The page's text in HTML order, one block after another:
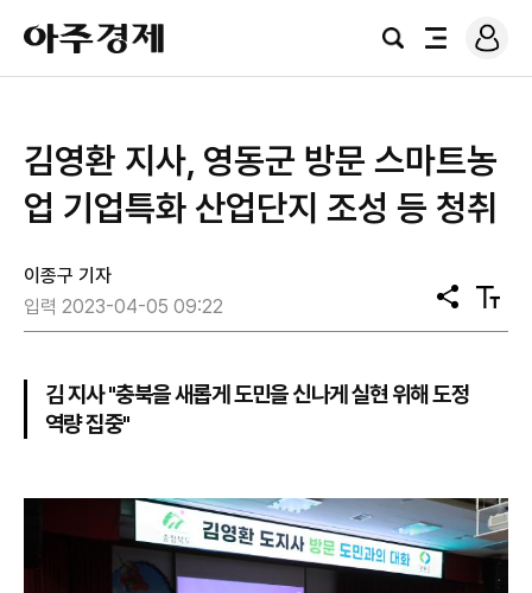
아
주
경
검
전
로
그
김영환 지사, 영동군 방문 스마트농
업 기업특화 산업단지 조성 등 청취
이종구 기자
입력 2023-04-05 09:22
공
유
텍
스
김 지사 "충북을 새롭게 도민을 신나게 실현 위해 도정
역량 집중"